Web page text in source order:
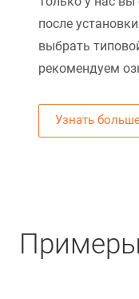
после
выбрать
рекомендуем
Узнать
Примеры